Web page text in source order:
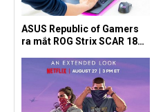
ASUS Republic of Gamers
ra mắt ROG Strix SCAR 18